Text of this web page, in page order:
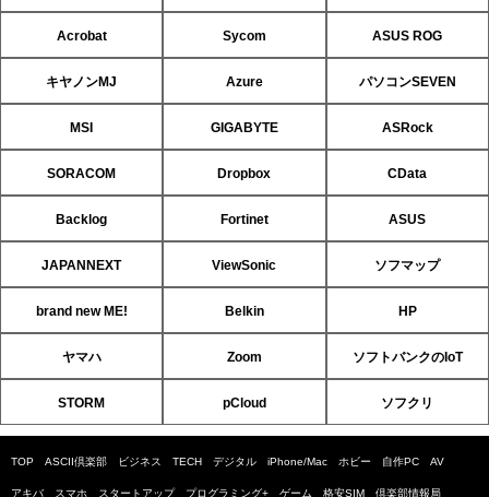
Acrobat Sycom ASUS ROG
キヤノンMJ Azure パソコンSEVEN
MSI GIGABYTE ASRock
SORACOM Dropbox CData
Backlog Fortinet ASUS
JAPANNEXT ViewSonic ソフマップ
brand new ME! Belkin HP
ヤマハ Zoom ソフトバンクのIoT
STORM pCloud ソフクリ
TOP ASCII倶楽部 ビジネス TECH デジタル iPhone/Mac ホビー 自作PC AV
アキバ スマホ スタートアップ プログラミング+ ゲーム 格安SIM 倶楽部情報局